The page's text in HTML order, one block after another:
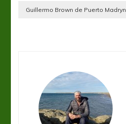
Guillermo Brown de Puerto Madryn